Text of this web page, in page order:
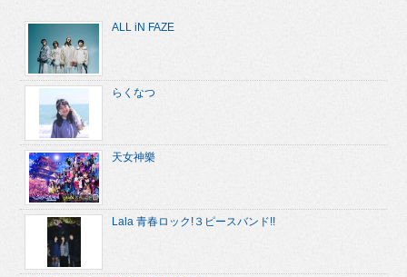
ALL iN FAZE
らくなつ
天女神樂
Lala 青春ロック!３ピースバンド!!